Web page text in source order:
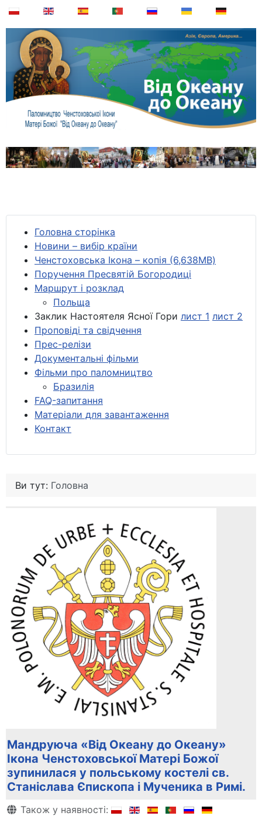
Головна сторінка
Новини – вибір країни
Ченстоховська Ікона – копія (6,638MB)
Поручення Пресвятій Богородиці
Маршрут і розклад
Польща
Заклик Настоятеля Ясної Гори лист 1 лист 2
Проповіді та свідчення
Прес-релізи
Документальні фільми
Фільми про паломництво
Бразилія
FAQ-запитання
Матеріали для завантаження
Контакт
Ви тут: Головна
Мандруюча «Від Океану до Океану»
Ікона Ченстоховської Матері Божої
зупинилася у польському костелі св.
Станіслава Єпископа і Мученика в Римі.
Деталі
Також у наявності: